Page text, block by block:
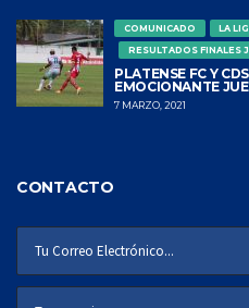
COMUNICADO LA
RESULTADOS FINALES
PLATENSE FC Y
EMOCIONANTE
7 MARZO, 2021
CONTACTO